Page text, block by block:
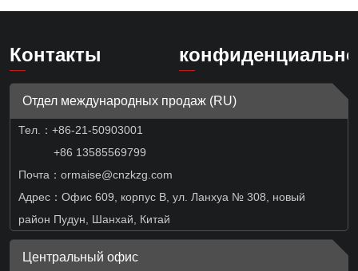
Контакты
Отдел международных продаж (RU)
Тел.： +86-21-50903001
+86 13585569799
Почта：ormaise@cnzkzg.com
Адрес：Офис 609, корпус B, ул. Ланхуа № 308, новый
район Пудун, Шанхай, Китай
Центральный офис